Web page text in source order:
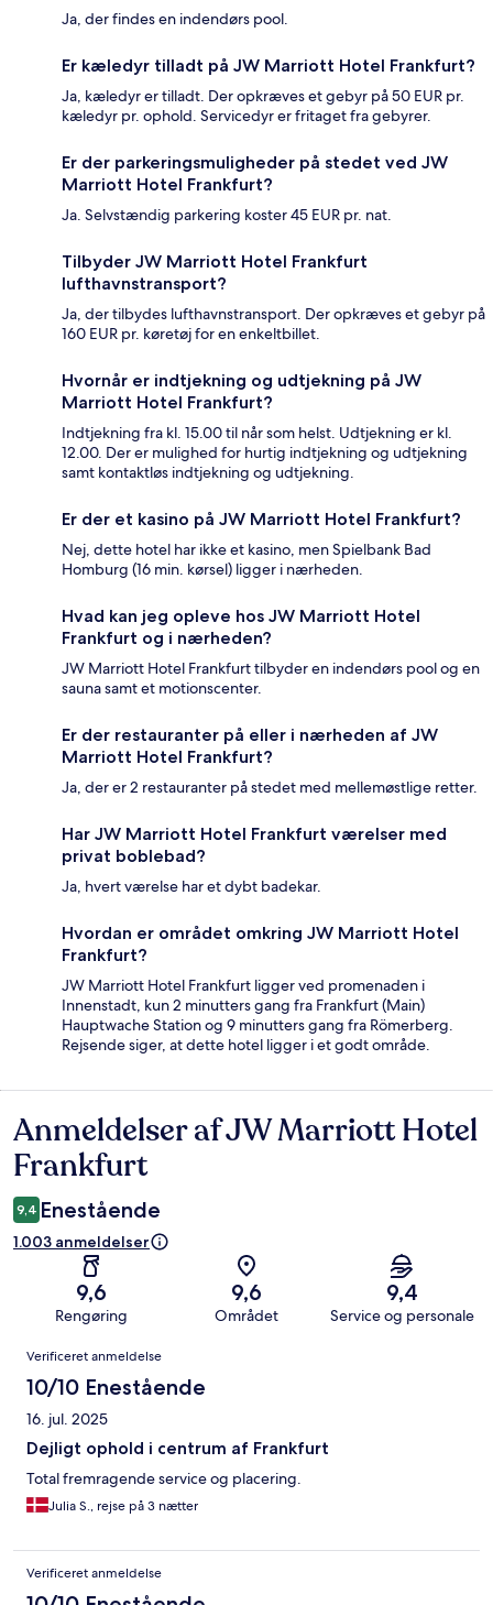
Ja, der findes en indendørs pool.
Er kæledyr tilladt på JW Marriott Hotel Frankfurt?
Ja, kæledyr er tilladt. Der opkræves et gebyr på 50 EUR pr.
kæledyr pr. ophold. Servicedyr er fritaget fra gebyrer.
Er der parkeringsmuligheder på stedet ved JW
Marriott Hotel Frankfurt?
Ja. Selvstændig parkering koster 45 EUR pr. nat.
Tilbyder JW Marriott Hotel Frankfurt
lufthavnstransport?
Ja, der tilbydes lufthavnstransport. Der opkræves et gebyr på
160 EUR pr. køretøj for en enkeltbillet.
Hvornår er indtjekning og udtjekning på JW
Marriott Hotel Frankfurt?
Indtjekning fra kl. 15.00 til når som helst. Udtjekning er kl.
12.00. Der er mulighed for hurtig indtjekning og udtjekning
samt kontaktløs indtjekning og udtjekning.
Er der et kasino på JW Marriott Hotel Frankfurt?
Nej, dette hotel har ikke et kasino, men Spielbank Bad
Homburg (16 min. kørsel) ligger i nærheden.
Hvad kan jeg opleve hos JW Marriott Hotel
Frankfurt og i nærheden?
JW Marriott Hotel Frankfurt tilbyder en indendørs pool og en
sauna samt et motionscenter.
Er der restauranter på eller i nærheden af JW
Marriott Hotel Frankfurt?
Ja, der er 2 restauranter på stedet med mellemøstlige retter.
Har JW Marriott Hotel Frankfurt værelser med
privat boblebad?
Ja, hvert værelse har et dybt badekar.
Hvordan er området omkring JW Marriott Hotel
Frankfurt?
JW Marriott Hotel Frankfurt ligger ved promenaden i
Innenstadt, kun 2 minutters gang fra Frankfurt (Main)
Hauptwache Station og 9 minutters gang fra Römerberg.
Rejsende siger, at dette hotel ligger i et godt område.
Anmeldelser
Anmeldelser af JW Marriott Hotel
Frankfurt
9,4 Enestående
1.003 anmeldelser
9,6
Rengøring
9,6
Området
9,4
Service og personale
Anmeldelser
Verificeret anmeldelse
10/10 Enestående
16. jul. 2025
Dejligt ophold i centrum af Frankfurt
Total fremragende service og placering.
Julia S., rejse på 3 nætter
Verificeret anmeldelse